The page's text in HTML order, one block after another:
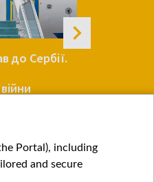
до Сербії.
Portal), including
and secure